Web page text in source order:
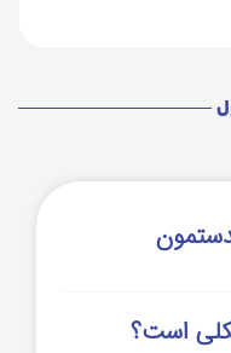
است؟